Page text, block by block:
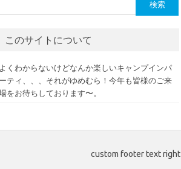
:
このサイトについて
よくわからないけどなんか楽しいキャンプインパ
ーティ、、、それがゆめむら！今年も皆様のご来
をお待ちしております〜。
custom footer text right